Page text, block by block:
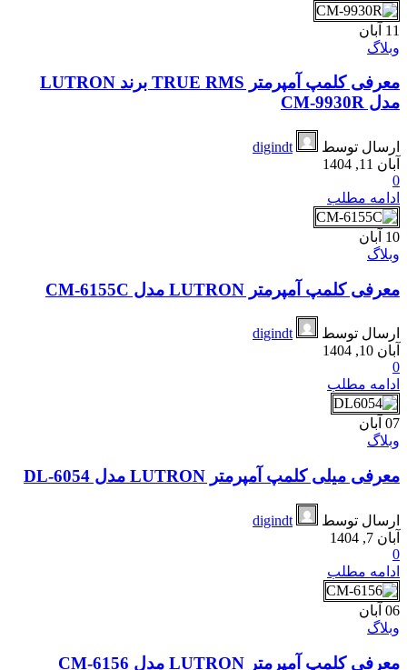
11 آبان
وبلاگ
معرفی کلمپ آمپرمتر TRUE RMS برند LUTRON
مدل CM-9930R
ارسال توسط
digindt
آبان 11, 1404
0
ادامه مطلب
10 آبان
وبلاگ
معرفی کلمپ آمپرمتر LUTRON مدل CM-6155C
ارسال توسط
digindt
آبان 10, 1404
0
ادامه مطلب
07 آبان
وبلاگ
معرفی میلی کلمپ آمپرمتر LUTRON مدل DL-6054
ارسال توسط
digindt
آبان 7, 1404
0
ادامه مطلب
06 آبان
وبلاگ
معرفی کلمپ آمپرمتر LUTRON مدل CM-6156